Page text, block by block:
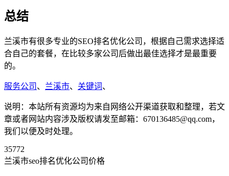
总结
兰溪市有很多专业的SEO排名优化公司，根据自己需求选择适
合自己的套餐，在比较多家公司后做出最佳选择才是最重要
的。
服务公司 、 兰溪市、 关键词 、
说明：本站所有资源均为来自网络公开渠道获取和整理，若文
章或者网站内容涉及版权请发至邮箱：670136485@qq.com，
我们以便及时处理。
35772
兰溪市seo排名优化公司价格